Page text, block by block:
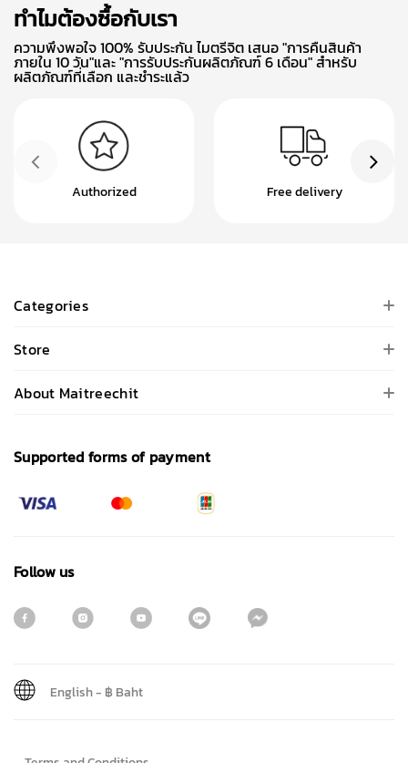
ทำไมต้องซื้อกับเรา
ความพึงพอใจ 100% รับประกัน ไมตรีจิต เสนอ "การคืนสินค้า
ภายใน 10 วัน"และ "การรับประกันผลิตภัณฑ์ 6 เดือน" สำหรับ
ผลิตภัณฑ์ที่เลือก และชำระแล้ว
Authorized Free delivery
Categories
Store
About Maitreechit
Supported forms of payment
Follow us
English- ฿ Baht